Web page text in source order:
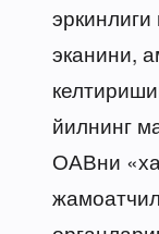
эканини,
йилнинг
ОАВни